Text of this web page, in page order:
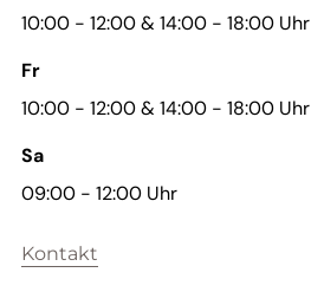
10:00 - 12:00 & 14:00 - 18:00 Uhr
Fr
10:00 - 12:00 & 14:00 - 18:00 Uhr
Sa
09:00 - 12:00 Uhr
Kontakt